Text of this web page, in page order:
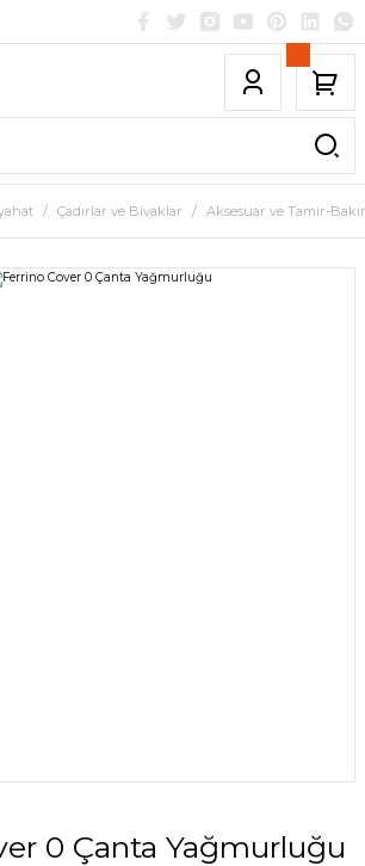
Çadırlar ve Bivaklar Aksesuar ve Tamir-
0 Çanta Yağmurluğu